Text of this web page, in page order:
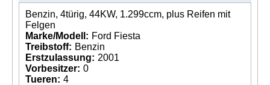
Benzin, 4türig, 44KW, 1.299ccm, plus Reifen mit
Felgen
Marke/Modell: Ford Fiesta
Treibstoff: Benzin
Erstzulassung: 2001
Vorbesitzer: 0
Tueren: 4